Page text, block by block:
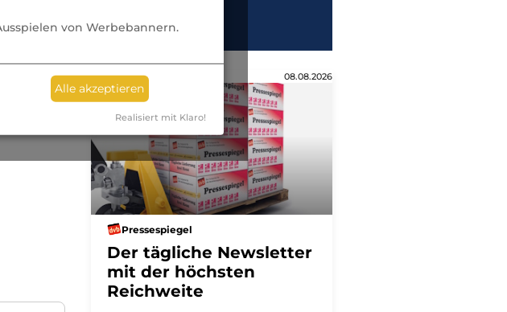
Anzeige 08.08.2026
Pressespiegel
Der tägliche Newsletter
mit der höchsten
Reichweite
von Werbebannern.
Alle akzeptieren
Realisiert mit Klaro!